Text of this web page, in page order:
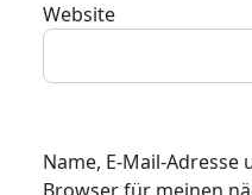
Website
Name, E-Mail-Adresse